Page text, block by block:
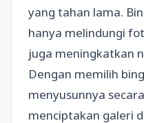
yang tahan lama.
hanya melindungi
juga meningkatkan
Dengan memilih
menyusunnya
menciptakan galeri